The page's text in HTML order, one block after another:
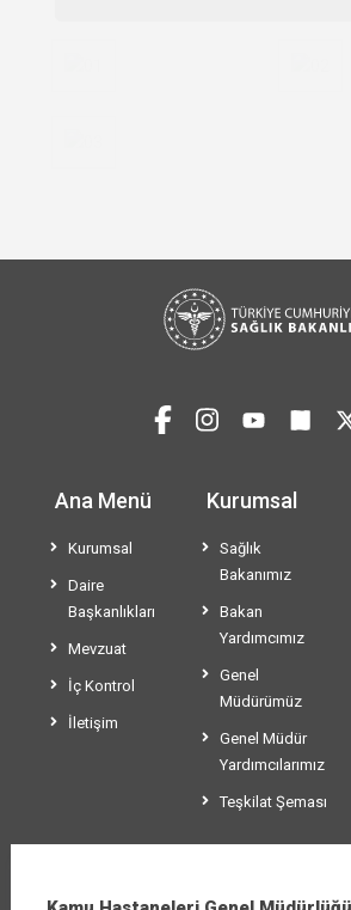
Ana Menü
Kurumsal
Daire
Başkanlıkları
Mevzuat
İç Kontrol
İletişim
Kurumsal
Sağlık
Bakanımız
Bakan
Yardımcımız
Genel
Müdürümüz
Genel Müdür
Yardımcılarımız
Teşkilat Şeması